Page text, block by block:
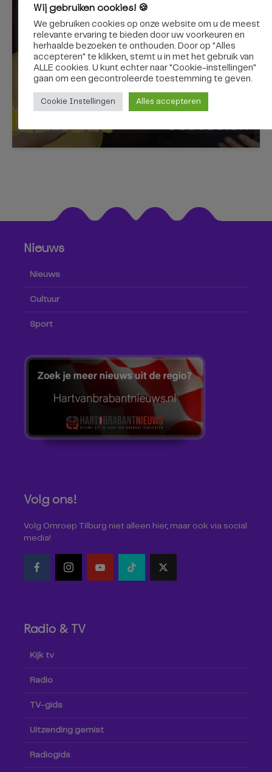
Murder Obsession |
Cinemaatjes
Nieuws
Nieuws
Cultuur
Sport
Volg ons!
Volg Omroep Tilburg niet alleen hier, maar ook via social
media!
Radio & TV
Kijk tv
Radio
TV-gids
Uitzending gemist
Radiogids
Wij gebruiken cookies! 🍪
We gebruiken cookies op onze website om u de meest
relevante ervaring te bieden door uw voorkeuren en
herhaalde bezoeken te onthouden. Door op "Alles
accepteren" te klikken, stemt u in met het gebruik van
ALLE cookies. U kunt echter naar "Cookie-instellingen"
gaan om een ​​gecontroleerde toestemming te geven.
Cookie Instellingen Alles accepteren